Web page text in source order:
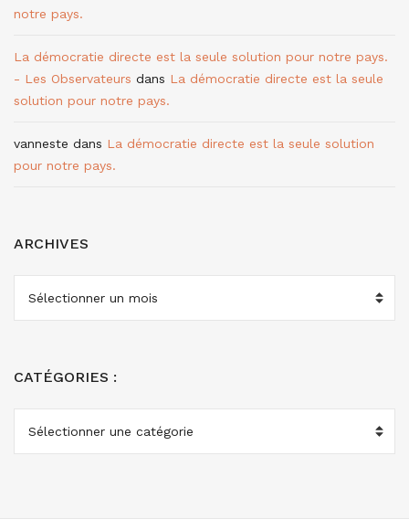
notre pays.
La démocratie directe est la seule solution pour notre pays.
- Les Observateurs dans La démocratie directe est la seule
solution pour notre pays.
vanneste dans La démocratie directe est la seule solution
pour notre pays.
ARCHIVES
ARCHIVES
CATÉGORIES :
CATÉGORIES